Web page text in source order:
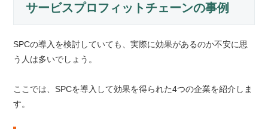
サービスプロフィットチェーンの事例
SPCの導入を検討していても、実際に効果があるのか不安に思
う人は多いでしょう。
ここでは、SPCを導入して効果を得られた4つの企業を紹介しま
す。